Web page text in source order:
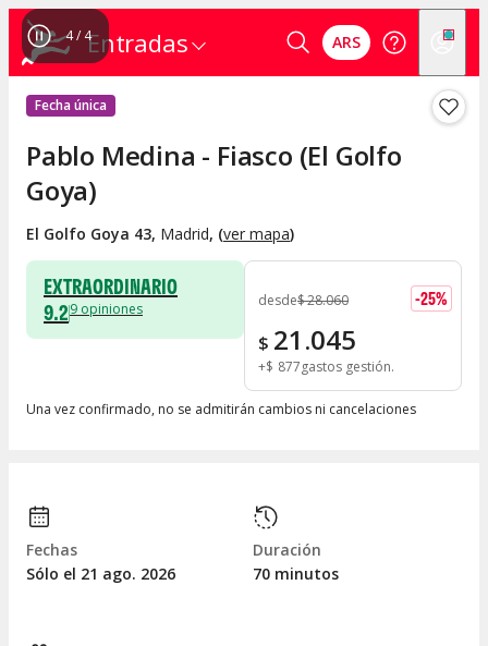
Entradas ARS
4/ 4
Fecha única
Pablo Medina - Fiasco (El Golfo
Goya)
El Golfo Goya 43, Madrid, (ver mapa)
EXTRAORDINARIO
9.29 opiniones desde$28.060 -25%
$ 21.045
+$ 877gastos gestión
Una vez confirmado, no se admitirán cambios ni cancelaciones
Fechas
Sólo el 21 ago. 2026
Duración
70 minutos